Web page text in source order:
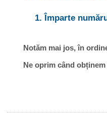
1. Împarte
Notăm mai jos, în
Ne oprim când